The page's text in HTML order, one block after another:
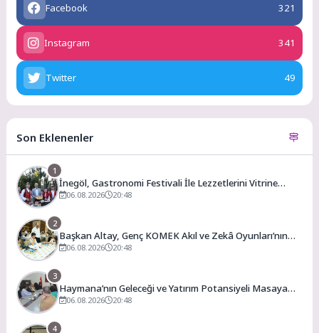
Facebook 321
Instagram 341
Twitter 49
Son Eklenenler
1
İnegöl, Gastronomi Festivali İle Lezzetlerini Vitrine
Çıkarıyor
06.08.2026 20:48
2
Başkan Altay, Genç KOMEK Akıl ve Zekâ Oyunları’nın
Final Turunda Öğrencilerin Heyecanını Paylaştı
06.08.2026 20:48
3
Haymana’nın Geleceği ve Yatırım Potansiyeli Masaya
Yatırıldı
06.08.2026 20:48
4